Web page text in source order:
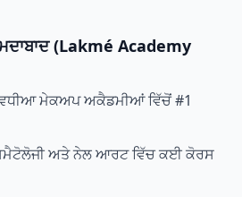
(Lakmé Academy
ਵਧੀਆ ਮੇਕਅਪ ਅਕੈਡਮੀਆਂ ਵਿੱਚੋਂ #1
ਅਤੇ ਨੇਲ ਆਰਟ ਵਿੱਚ ਕਈ ਕੋਰਸ